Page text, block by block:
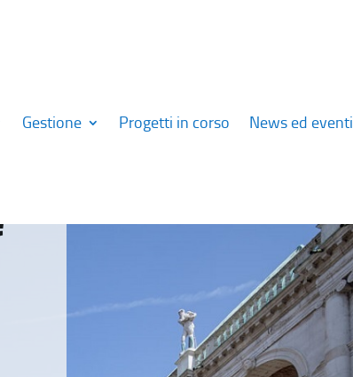
Gestione Progetti in corso News ed eventi